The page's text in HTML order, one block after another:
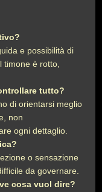
e possibilità di
timone è rotto,
tutto?
di orientarsi meglio
non
ogni dettaglio.
o sensazione
da governare.
cosa vuol dire?